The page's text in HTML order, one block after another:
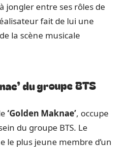
jongler entre ses rôles de
fait de lui une
la scène musicale
du groupe BTS
‘Golden Maknae’, occupe
du groupe BTS. Le
le plus jeune membre d’un